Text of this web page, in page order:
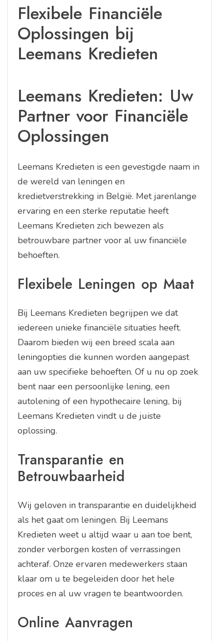
Flexibele Financiële
Oplossingen bij
Leemans Kredieten
Leemans Kredieten: Uw
Partner voor Financiële
Oplossingen
Leemans Kredieten is een gevestigde naam in
de wereld van leningen en
kredietverstrekking in België. Met jarenlange
ervaring en een sterke reputatie heeft
Leemans Kredieten zich bewezen als
betrouwbare partner voor al uw financiële
behoeften.
Flexibele Leningen op Maat
Bij Leemans Kredieten begrijpen we dat
iedereen unieke financiële situaties heeft.
Daarom bieden wij een breed scala aan
leningopties die kunnen worden aangepast
aan uw specifieke behoeften. Of u nu op zoek
bent naar een persoonlijke lening, een
autolening of een hypothecaire lening, bij
Leemans Kredieten vindt u de juiste
oplossing.
Transparantie en
Betrouwbaarheid
Wij geloven in transparantie en duidelijkheid
als het gaat om leningen. Bij Leemans
Kredieten weet u altijd waar u aan toe bent,
zonder verborgen kosten of verrassingen
achteraf. Onze ervaren medewerkers staan
klaar om u te begeleiden door het hele
proces en al uw vragen te beantwoorden.
Online Aanvragen